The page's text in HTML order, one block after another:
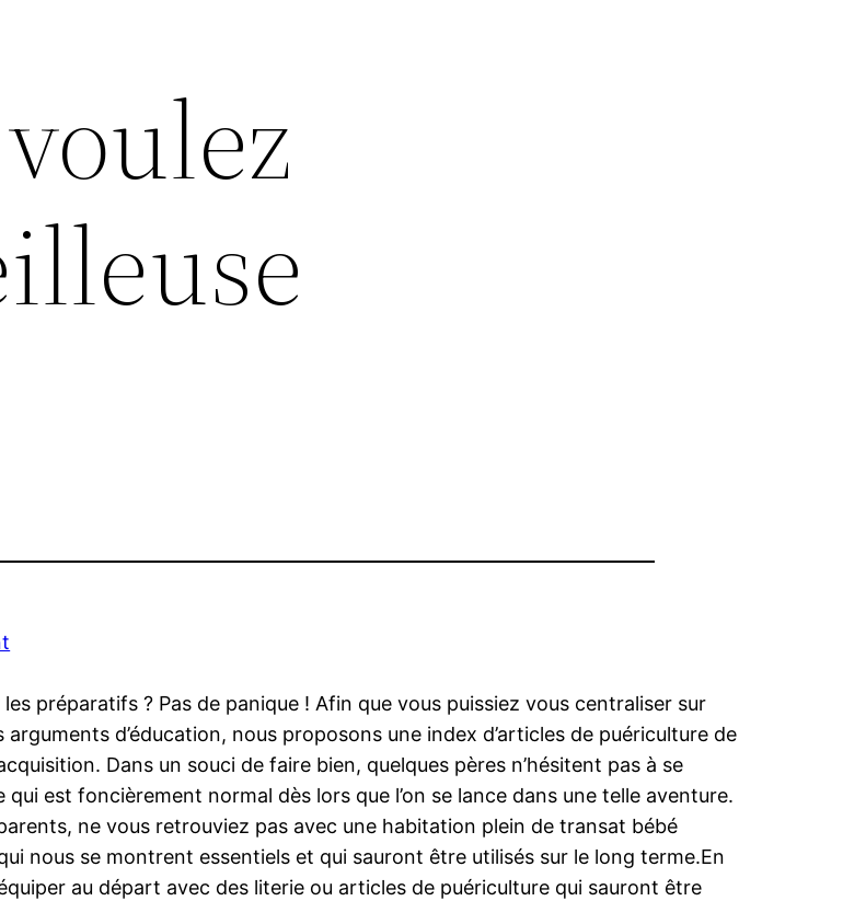
préparatifs ? Pas de panique ! Afin que vous puissiez vous centraliser sur
d’éducation, nous proposons une index d’articles de puériculture de
Dans un souci de faire bien, quelques pères n’hésitent pas à se
est foncièrement normal dès lors que l’on se lance dans une telle aventure.
ne vous retrouviez pas avec une habitation plein de transat bébé
nous se montrent essentiels et qui sauront être utilisés sur le long terme.En
au départ avec des literie ou articles de puériculture qui sauront être